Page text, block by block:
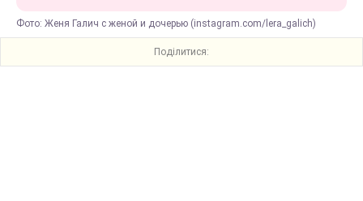
Фото: Женя Галич с женой и дочерью (instagram.com/lera_galich)
Поділитися: